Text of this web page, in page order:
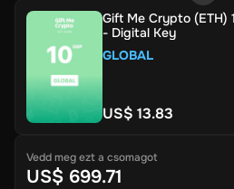
Gift Me Crypto (ETH)
- Digital Key
GLOBAL
US$ 13.83
Vedd meg ezt a csomagot
US$ 699.71